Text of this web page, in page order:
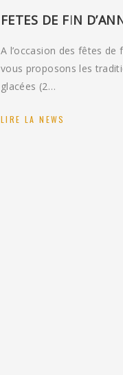
FETES DE FIN
A l’occasion des fêtes de
vous proposons les
glacées (2…
LIRE LA NEWS